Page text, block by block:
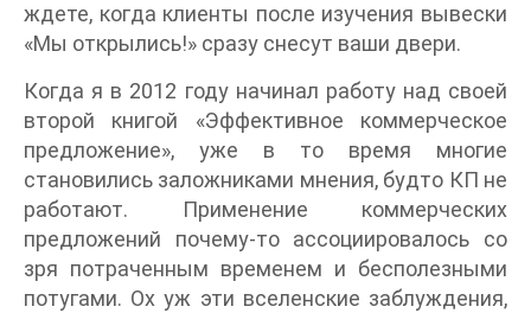
ждете, когда клиенты после изучения вывески
«Мы открылись!» сразу снесут ваши двери.
Когда я в 2012 году начинал работу над своей
второй книгой «Эффективное коммерческое
предложение», уже в то время многие
становились заложниками мнения, будто КП не
работают. Применение коммерческих
предложений почему-то ассоциировалось со
зря потраченным временем и бесполезными
потугами. Ох уж эти вселенские заблуждения,